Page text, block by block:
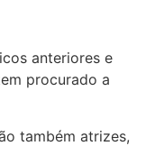
anteriores e
procurado a
também atrizes,